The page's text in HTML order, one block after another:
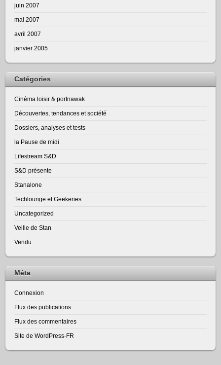
juin 2007
mai 2007
avril 2007
janvier 2005
Catégories
Cinéma loisir & portnawak
Découvertes, tendances et société
Dossiers, analyses et tests
la Pause de midi
Lifestream S&D
S&D présente
Stanalone
Techlounge et Geekeries
Uncategorized
Veille de Stan
Vendu
Méta
Connexion
Flux des publications
Flux des commentaires
Site de WordPress-FR